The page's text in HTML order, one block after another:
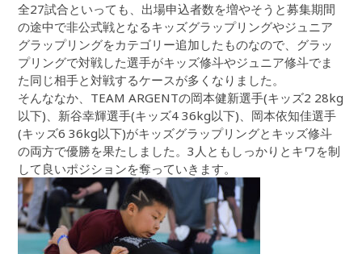
全27試合といっても、出場申込者数を増やそうと募集期間
の途中で非公式戦となるキッズグラップリングやジュニア
グラップリングをカテゴリー追加したものなので、グラッ
プリングで対戦した選手がキッズ修斗やジュニア修斗でま
た同じ相手と対戦するケースが多くなりました。
そんななか、TEAM ARGENTの岡本健新選手(キッズ2 28kg
以下)、新谷幸輝選手(キッズ4 36kg以下)、岡本依知佳選手
(キッズ6 36kg以下)がキッズグラップリングとキッズ修斗
の両方で優勝を果たしました。3人ともしっかりとキワを制
して良いポジションを奪っていきます。